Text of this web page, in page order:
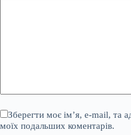
Зберегти моє ім’я, e-mail, та
моїх подальших коментарів.